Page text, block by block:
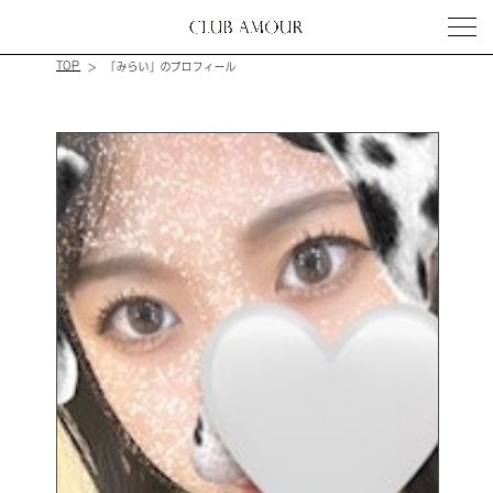
TOP 「みらい」のプロフィール